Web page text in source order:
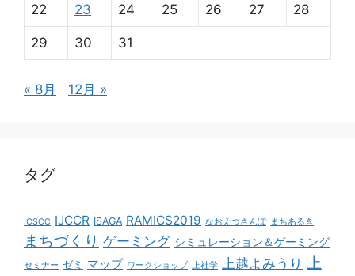
22 23 24 25 26 27 28
29 30 31
« 8月 12月 »
タグ
ICSCC IJCCR ISAGA RAMICS2019 なおえつさんぽ まちあるき
まちづくり ゲーミング シミュレーション＆ゲーミング
セミナー ゼミ マップ ワークショップ 上社学 上越よみうり 上